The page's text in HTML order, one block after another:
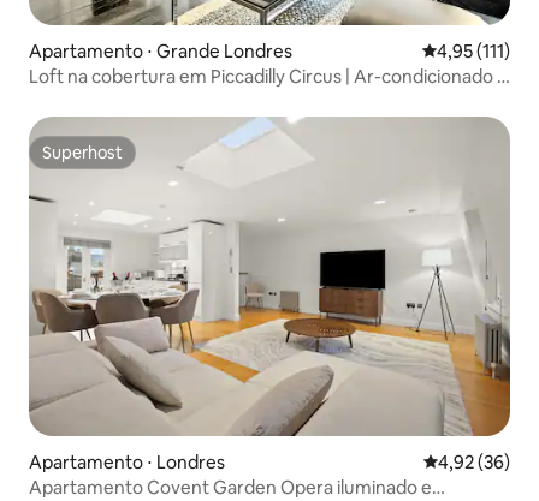
Apartamento ⋅ Grande Londres 4,95 de uma
4,95 (111)
Loft na cobertura em Piccadilly Circus | Ar-condicionado |
Superhost
Superhost
Apartamento ⋅ Londres 4,92 de uma
4,92 (36)
Apartamento Covent Garden Opera iluminado e